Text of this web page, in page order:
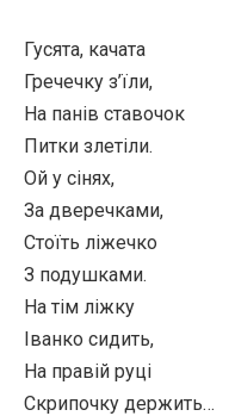
Гусята, качата
Гречечку з’їли,
На панів ставочок
Питки злетіли.
Ой у сінях,
За дверечками,
Стоїть ліжечко
З подушками.
На тім ліжку
Іванко сидить,
На правій руці
Скрипочку держить…